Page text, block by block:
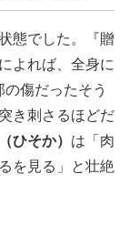
態でした。『贈
よれば、全身に
傷だったそう
き刺さるほどだ
ひそか） は「肉
を見る」と壮絶